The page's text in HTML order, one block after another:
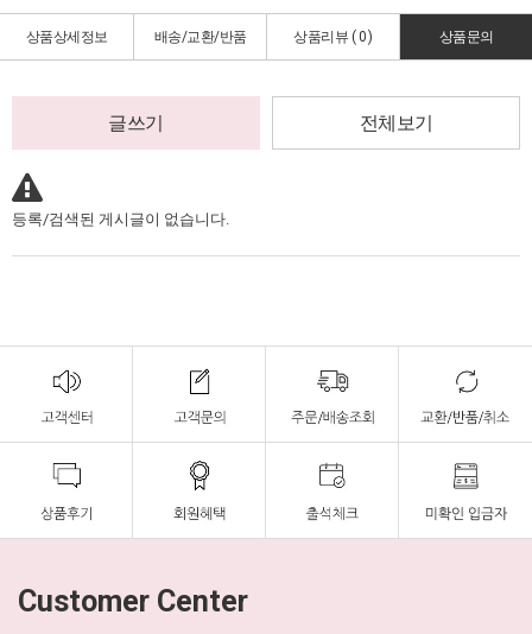
상품상세정보 배송/교환/반품 상품리뷰 ( 0) 상품문의
글쓰기 전체보기
등록/검색된 게시글이 없습니다.
Customer Center